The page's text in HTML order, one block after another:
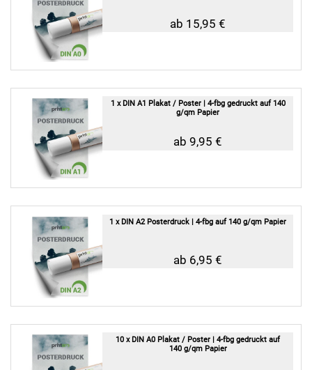
ab 15,95 €
1 x DIN A1 Plakat / Poster | 4-fbg gedruckt auf 140
g/qm Papier
ab 9,95 €
1 x DIN A2 Posterdruck | 4-fbg auf 140 g/qm Papier
ab 6,95 €
10 x DIN A0 Plakat / Poster | 4-fbg gedruckt auf
140 g/qm Papier